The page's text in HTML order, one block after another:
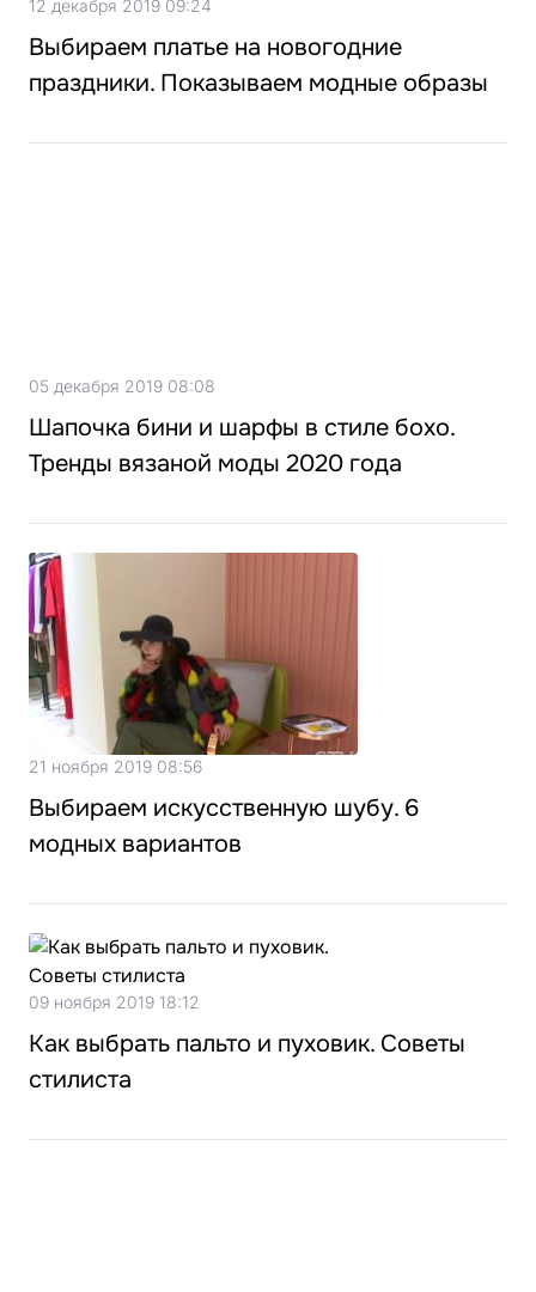
12 декабря 2019 09:24
Выбираем платье на новогодние
праздники. Показываем модные образы
05 декабря 2019 08:08
Шапочка бини и шарфы в стиле бохо.
Тренды вязаной моды 2020 года
21 ноября 2019 08:56
Выбираем искусственную шубу. 6
модных вариантов
09 ноября 2019 18:12
Как выбрать пальто и пуховик. Советы
стилиста